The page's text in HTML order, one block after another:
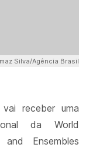
Silva/Agência Brasil
receber uma
da World
Ensembles